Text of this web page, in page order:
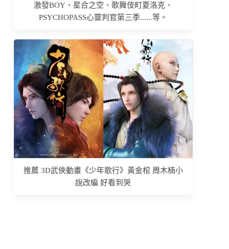
激發BOY、星合之空、歌舞伎町夏洛克、
PSYCHOPASS心靈判官第三季......等。
推薦 3D武俠動畫《少年歌行》黃金棺 周木楠小
說改編 好看到哭